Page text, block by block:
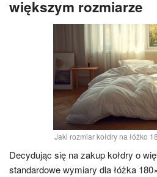
większym rozmiarze
Jaki rozmiar kołdry na łóżko
Decydując się na zakup kołdry o
standardowe wymiary dla łóżka